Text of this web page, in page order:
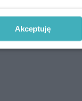
Akceptuję